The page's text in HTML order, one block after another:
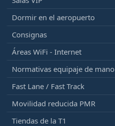
Dormir en el aeropuerto
Consignas
Áreas WiFi - Internet
Normativas equipaje de mano
Fast Lane / Fast Track
Movilidad reducida PMR
Tiendas de la T1